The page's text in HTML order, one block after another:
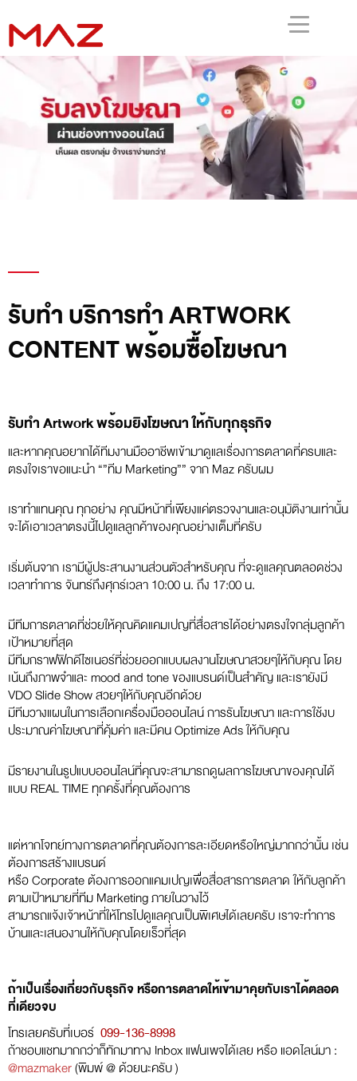
รับทำ บริการทำ ARTWORK
CONTENT พร้อมซื้อโฆษณา
รับทำ Artwork พร้อมยิงโฆษณา ให้กับทุกธุรกิจ
และหากคุณอยากได้ทีมงานมืออาชีพเข้ามาดูแลเรื่องการตลาดที่ครบและ
ตรงใจเราขอแนะนำ “”ทีม Marketing”” จาก Maz ครับผม
เราทำแทนคุณ ทุกอย่าง คุณมีหน้าที่เพียงแค่ตรวจงานและอนุมัติงานเท่านั้น
จะได้เอาเวลาตรงนี้ไปดูแลลูกค้าของคุณอย่างเต็มที่ครับ
เริ่มต้นจาก เรามีผู้ประสานงานส่วนตัวสำหรับคุณ ที่จะดูแลคุณตลอดช่วง
เวลาทำการ จันทร์ถึงศุกร์เวลา 10:00 น. ถึง 17:00 น.
มีทีมการตลาดที่ช่วยให้คุณคิดแคมเปญที่สื่อสารได้อย่างตรงใจกลุ่มลูกค้า
เป้าหมายที่สุด
มีทีมกราฟฟิกดีไซเนอร์ที่ช่วยออกแบบผลงานโฆษณาสวยๆให้กับคุณ โดย
เน้นถึงภาพจำและ mood and tone ของแบรนด์เป็นสำคัญ และเรายังมี
VDO Slide Show สวยๆให้กับคุณอีกด้วย
มีทีมวางแผนในการเลือกเครื่องมือออนไลน์ การรันโฆษณา และการใช้งบ
ประมาณค่าโฆษณาที่คุ้มค่า และมีคน Optimize Ads ให้กับคุณ
มีรายงานในรูปแบบออนไลน์ที่คุณจะสามารถดูผลการโฆษณาของคุณได้
แบบ REAL TIME ทุกครั้งที่คุณต้องการ
แต่หากโจทย์ทางการตลาดที่คุณต้องการละเอียดหรือใหญ่มากกว่านั้น เช่น
ต้องการสร้างแบรนด์
หรือ Corporate ต้องการออกแคมเปญเพื่อสื่อสารการตลาด ให้กับลูกค้า
ตามเป้าหมายที่ทีม Marketing ภายในวางไว้
สามารถแจ้งเจ้าหน้าที่ให้โทรไปดูแลคุณเป็นพิเศษได้เลยครับ เราจะทำการ
บ้านและเสนองานให้กับคุณโดยเร็วที่สุด
ถ้าเป็นเรื่องเกี่ยวกับธุรกิจ หรือการตลาดให้เข้ามาคุยกับเราได้ตลอด
ที่เดียวจบ
โทรเลยครับที่เบอร์ 099-136-8998
ถ้าชอบแชทมากกว่าก็ทักมาทาง Inbox แฟนเพจได้เลย หรือ แอดไลน์มา :
@mazmaker(พิมพ์ @ ด้วยนะครับ )